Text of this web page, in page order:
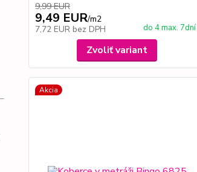
9,99 EUR
9,49 EUR/m2
7,72 EUR bez DPH do 4 max. 7dní
Zvoliť variant
Akcia